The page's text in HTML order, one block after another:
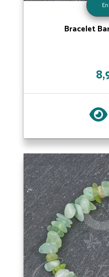
Bracelet